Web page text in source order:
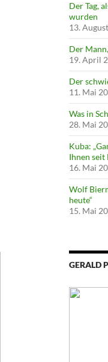
Der Tag,
wurden
13.
Der
19. April
Der
11. Mai
Was in
28. Mai
Kuba:
Ihnen seit
16. Mai
Wolf
heute“
15. Mai
GERALD